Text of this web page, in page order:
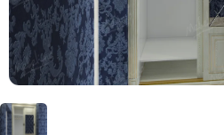
Оплата и доставка
Рассрочка и кредит
Схема работы